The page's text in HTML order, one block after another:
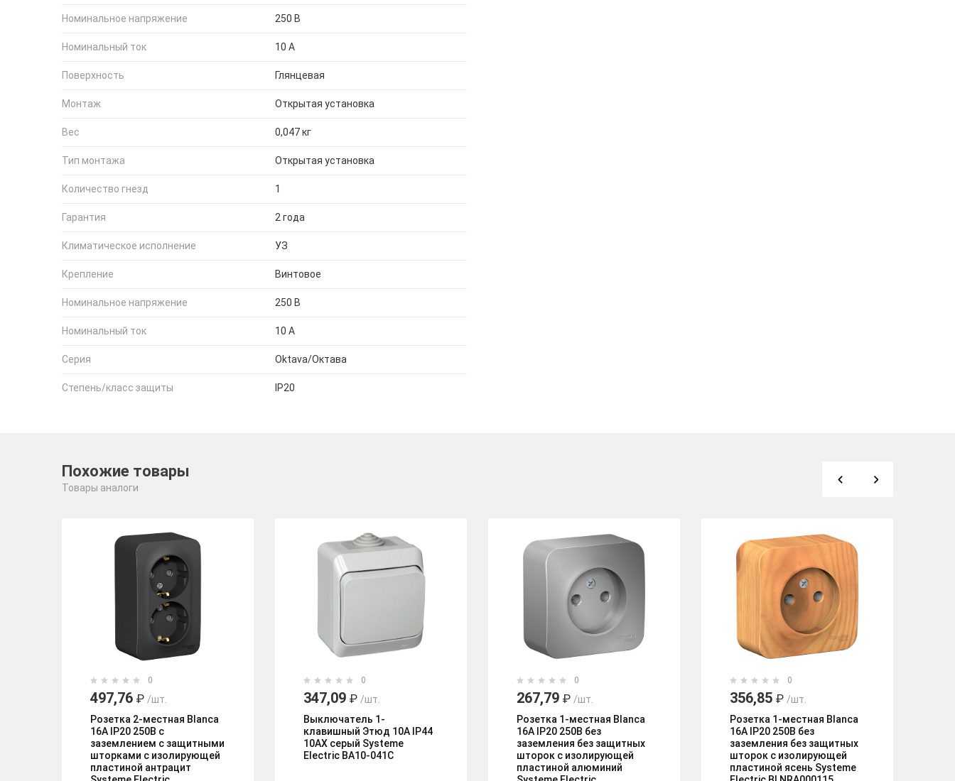
Номинальное напряжение 250 В
Номинальный ток 10 А
Поверхность Глянцевая
Монтаж Открытая установка
Вес 0,047 кг
Тип монтажа Открытая установка
Количество гнезд 1
Гарантия 2 года
Климатическое исполнение УЗ
Крепление Винтовое
Номинальное напряжение 250 В
Номинальный ток 10 А
Серия Oktava/Октава
Степень/класс защиты IP20
Похожие товары
Товары аналоги
0
497,76 ₽ /шт.
Розетка 2-местная Blanca
16А IP20 250В с
заземлением с защитными
шторками с изолирующей
пластиной антрацит
0
347,09 ₽ /шт.
Выключатель 1-
клавишный Этюд 10А IP44
10AX серый Systeme
Electric BA10-041C
0
267,79 ₽ /шт.
Розетка 1-местная Blanca
16А IP20 250В без
заземления без защитных
шторок с изолирующей
пластиной алюминий
0
356,85 ₽ /шт.
Розетка 1-местная Blanca
16А IP20 250В без
заземления без защитных
шторок с изолирующей
пластиной ясень Systeme